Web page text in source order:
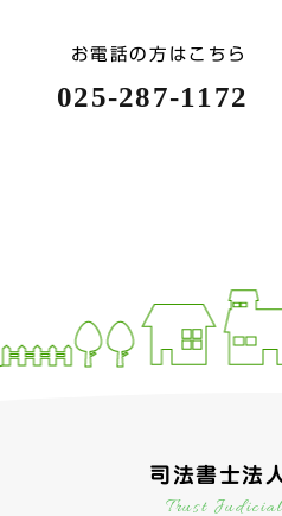
お電話の方はこちら
025-287-1172
司法書士法
Trust